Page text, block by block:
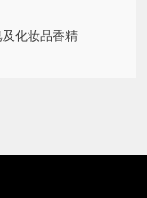
化妆品香精